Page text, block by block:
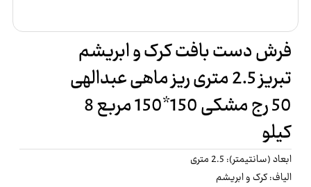
فرش دست بافت کرک و ابریشم
تبریز 2.5 متری ریز ماهی عبدالهی
50 رج مشکی 150*150 مربع 8
کیلو
ابعاد (سانتیمتر): 2.5 متری
الیاف: کرک و ابریشم